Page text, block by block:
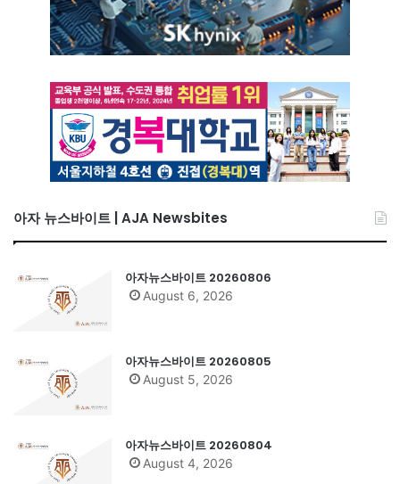
아자 뉴스바이트 | AJA Newsbites
아자뉴스바이트 20260806
August 6, 2026
아자뉴스바이트 20260805
August 5, 2026
아자뉴스바이트 20260804
August 4, 2026